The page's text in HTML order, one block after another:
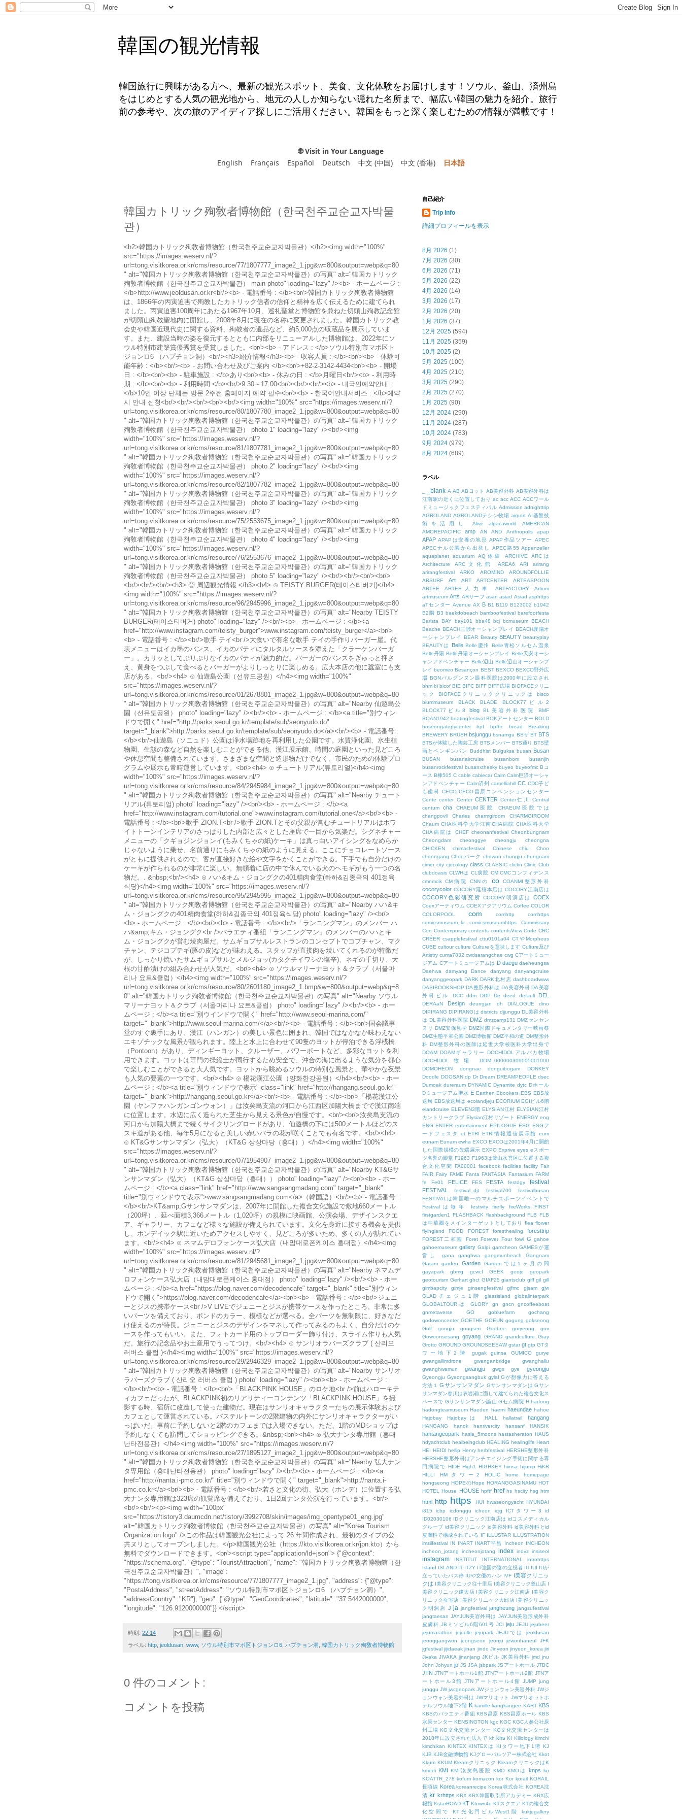
韓国の観光情報
韓国旅行に興味がある方へ、最新の観光スポット、美食、文化体験をお届けします！ソウル、釜山、済州島
をはじめとする人気の観光地から、地元の人しか知らない隠れた名所まで、幅広い韓国の魅力を紹介。旅行
前の参考や、次の旅のアイディア探しにご活用ください。韓国をもっと深く楽しむための情報が満載です！
🌐 Visit in Your Language
English
Français Español Deutsch 中文 (中国) 中文 (香港) 日本語
韓国カトリック殉敎者博物館（한국천주교순교자박물
관）
<h2>韓国カトリック殉敎者博物館（한국천주교순교자박물관）</h2><img width="100%"
src="https://images.weserv.nl/?
url=tong.visitkorea.or.kr/cms/resource/77/1807777_image2_1.jpg&w=800&output=webp&q=80
" alt="韓国カトリック殉敎者博物館（한국천주교순교자박물관）の写真" alt="韓国カトリック
殉敎者博物館（한국천주교순교자박물관） main photo" loading="lazy" /><b> - ホームページ :
</b>http://www.jeoldusan.or.kr<br/><b> - 電話番号 : </b><br/>韓国カトリック殉敎者博物館
は、1866年の丙寅迫害で殉教したカトリック信者の信仰と精神を広く伝えるために建てられ
ました。丙寅迫害100周年にあたる1967年10月、巡礼聖堂と博物館を兼ねた切頭山殉教記念館
が切頭山殉教聖地内に開館し、2008年8月に現在の名称に変更されました。韓国カトリック教
会史や韓国近現代史に関する資料、殉教者の遺品など、約5,000点の収蔵品を展示していま
す。また、建設当時の姿を復元するとともに内部をリニューアルした博物館は、2022年にソ
ウル特別市建築賞優秀賞を受賞しました。<br/><b> - アドレス : </b>ソウル特別市マポ区ト
ジョンロ6 （ハプチョン洞）<br/><h3>紹介情報</h3><b> - 収容人員 : </b><br/><b> - 体験可
能年齢 : </b><br/><b> - お問い合わせ及びご案内 </b><br/>+82-2-3142-4434<br/><b> - 開場
日 : </b><br/><b> - 駐車施設 : </b>あり<br/><b> - 休みの日 : </b>月曜日<br/><b> - 利用時
期 : </b><br/><b> - 利用時間 </b><br/>9:30～17:00<br/><br/><br/><b> - 내국인예약안내 :
</b>10인 이상 단체는 방문 2주전 홈페이지 예약 필수<br/><b> - 한국어안내서비스 : </b>예약
시 안내 신청<br/><br/><br/><br/><br/><img width="100%" src="https://images.weserv.nl/?
url=tong.visitkorea.or.kr/cms/resource/80/1807780_image2_1.jpg&w=800&output=webp&q=80
" alt="韓国カトリック殉敎者博物館（한국천주교순교자박물관）の写真" alt="韓国カトリック
殉敎者博物館（한국천주교순교자박물관） photo 1" loading="lazy" /><br/><img
width="100%" src="https://images.weserv.nl/?
url=tong.visitkorea.or.kr/cms/resource/81/1807781_image2_1.jpg&w=800&output=webp&q=80
" alt="韓国カトリック殉敎者博物館（한국천주교순교자박물관）の写真" alt="韓国カトリック
殉敎者博物館（한국천주교순교자박물관） photo 2" loading="lazy" /><br/><img
width="100%" src="https://images.weserv.nl/?
url=tong.visitkorea.or.kr/cms/resource/82/1807782_image2_1.jpg&w=800&output=webp&q=80
" alt="韓国カトリック殉敎者博物館（한국천주교순교자박물관）の写真" alt="韓国カトリック
殉敎者博物館（한국천주교순교자박물관） photo 3" loading="lazy" /><br/><img
width="100%" src="https://images.weserv.nl/?
url=tong.visitkorea.or.kr/cms/resource/75/2553675_image2_1.jpg&w=800&output=webp&q=80
" alt="韓国カトリック殉敎者博物館（한국천주교순교자박물관）の写真" alt="韓国カトリック
殉敎者博物館（한국천주교순교자박물관） photo 4" loading="lazy" /><br/><img
width="100%" src="https://images.weserv.nl/?
url=tong.visitkorea.or.kr/cms/resource/76/2553676_image2_1.jpg&w=800&output=webp&q=80
" alt="韓国カトリック殉敎者博物館（한국천주교순교자박물관）の写真" alt="韓国カトリック
殉敎者博物館（한국천주교순교자박물관） photo 5" loading="lazy" /><br/><br/><br/><br/>
<br/><br/><br/><h3> ◎ 周辺観光情報 </h3><h4> ⊙ TEISTY BURGER(테이스티버거)</h4>
<img width="100%" src="https://images.weserv.nl/?
url=tong.visitkorea.or.kr/cms/resource/96/2945996_image2_1.jpg&w=800&output=webp&q=80
" alt="韓国カトリック殉敎者博物館（한국천주교순교자박물관）の写真" alt="Nearby TEISTY
BURGER(테이스티버거) photo" loading="lazy" /><br/><b> - ホームページ : </b><a
href="http://www.instagram.com/teisty_burger">www.instagram.com/teisty_burger</a><br/>
<b> - 電話番号 : </b><br/>歌手 テイ<br />大食いで有名な歌手 テイの手作りバーガー屋。代
表メニューはイカ墨のバンス、イカのパティにタルタルソースを添えた「クラーケンバーガ
ー」。カリッとしてぷりぷりなイカのパティが魅力的だ。バーガーのバンスをぎゅっと押さ
え、黄身をつぶして食べるとバーガーがよりしっとりに楽しめる。広大本店の他に蠶室にも支
店がある。<br/><h4> ⊙ 仙遊島公園（선유도공원）</h4><img width="100%"
src="https://images.weserv.nl/?
url=tong.visitkorea.or.kr/cms/resource/01/2678801_image2_1.jpg&w=800&output=webp&q=80
" alt="韓国カトリック殉敎者博物館（한국천주교순교자박물관）の写真" alt="Nearby 仙遊島公
園（선유도공원） photo" loading="lazy" /><br/><b> - ホームページ : </b><a title="別ウィン
ドウで開く" href="http://parks.seoul.go.kr/template/sub/seonyudo.do"
target="_blank">http://parks.seoul.go.kr/template/sub/seonyudo.do</a><br/><b> - 電話番号 :
</b><br/>仙遊島（ソニュド）公園は浄水場跡地を再利用した公園です。水質浄化園、水生植
物園、生態の森など自然を楽しむことができる他、漢江展示館、時間の庭園といった見どころ
や休息空間も整備されています。さまざまな空間と造形物だけでなく、市民のための体験プロ
グラムや展示も常時運営しています。<br/><h4> ⊙ チュートリアル(튜토리얼)</h4><img
width="100%" src="https://images.weserv.nl/?
url=tong.visitkorea.or.kr/cms/resource/84/2945984_image2_1.jpg&w=800&output=webp&q=80
" alt="韓国カトリック殉敎者博物館（한국천주교순교자박물관）の写真" alt="Nearby チュート
リアル(튜토리얼) photo" loading="lazy" /><br/><b> - ホームページ : </b><a
href="http://www.instagram.com/tutorial.one">www.instagram.com/tutorial.one</a><br/><b> -
電話番号 : </b><br/>歌手 ZION.T<br />歌手 ZION.Tとその父親が営むチュートリアルはホワ
イトトーンインテリアのさっぱりした内部と広々とした座席で一目から気楽だ。シグネチャー
メニューの「クギョジンジョンイ(もみくちゃの紙)ケーキ」は真っ白いアイシングをなめらか
じゃないように乗せ、名前通りにもみくちゃの紙のように見える。ここにチョコレートソース
がともに提供されるので、客が直接好きな絵や文字をかくことができる。下手でも自分だけの
ケーキが作られるのが非常に楽しい。無頓着に店の中で休んでいる犬のヘモギがもう一つの名
物だ。. &nbsp;<br/><h4> ⊙ ハハ&キム・ジョングクの401精肉食堂(하하&김종국의 401정육
식당)</h4><img width="100%" src="https://images.weserv.nl/?
url=tong.visitkorea.or.kr/cms/resource/95/2945995_image2_1.jpg&w=800&output=webp&q=80
" alt="韓国カトリック殉敎者博物館（한국천주교순교자박물관）の写真" alt="Nearby ハハ&キ
ム・ジョングクの401精肉食堂(하하&김종국의 401정육식당) photo" loading="lazy" /><br/>
<b> - ホームページ : </b><br/><b> - 電話番号 : </b><br/>「ランニングマン」のメンバー ハ
ハ&amp;キム・ジョングク<br />バラエティ番組「ランニングマン」のメンバーのハハとキ
ム・ジョングクが営む焼肉屋だ。サムギョプサルレストランのコンセプトでコプチャン、マク
チャン、テジコプテギ(豚の皮)などが味わえる。スタッフが直接肉を焼いてくれるのが特徴だ
が、しっかり焼いたサムギョプサルとメルジョッ(カタクチイワシの塩辛)、ネギの千切り、大
根の甘酢漬けの組み合わせが人気だ。<br/><h4> ⊙ ソウルマリーナヨット＆クラブ（서울마
리나 요트&클럽）</h4><img width="100%" src="https://images.weserv.nl/?
url=tong.visitkorea.or.kr/cms/resource/80/2601180_image2_1.bmp&w=800&output=webp&q=8
0" alt="韓国カトリック殉敎者博物館（한국천주교순교자박물관）の写真" alt="Nearby ソウル
マリーナヨット＆クラブ（서울마리나 요트&클럽） photo" loading="lazy" /><br/><b> - ホー
ムページ : </b><a title="別ウインドウで開く" href="http://www.seoul-marina.com/"
target="_blank">http://www.seoul-marina.com/</a><br/><b> - 電話番号 : </b><br/>国会議事
堂のすぐ裏手にあり、漢江（ハンガン）の美しい景色に囲まれ、韓国ではなかなか味わえない
エキゾチックな風景が観られます。陸上と水上に合わせて90隻のヨットが停泊できる浮桟橋
（Pontoon）があり、ディンギーヨット、クルーザー、パワーボートなど、多彩なヨットを利
用できます。ヨットは専門の操縦士が同行するため安全で、沖合の海に出るような気分を都心
で楽しむことができると大人気です。ヨットから眺めるソウルの特別な風景と、華やかな夜景
も人気の要素の一つです。<br/><h4> ⊙ 楊花漢江公園（양화한강공원）</h4><br/><b> - ホー
ムページ : </b><a title="別ウィンドウで表示" class="link" href="http://hangang.seoul.go.kr"
target="_blank">http://hangang.seoul.go.kr</a><br/><b> - 電話番号 : </b><br/>「楊花漢江公
園（ヤンファハンガンゴンウォン）」は汝矣島支流の河口から江西区加陽大橋までで漢江南端
に位置します。水辺に広く造られた芝生から見える景色が自慢です。<br/><br/>汝矣島支流の
河口から加陽大橋まで続くサイクリングロードがあり、仙遊橋の下には500メートルほどのス
スキ道がある他、毎年5月になると美しい赤いバラの花が咲くことでも有名です。<br/><h4>
⊙ KT&Gサンサンマダン（弘大）（KT&G 상상마당（홍대））</h4><img width="100%"
src="https://images.weserv.nl/?
url=tong.visitkorea.or.kr/cms/resource/07/1954907_image2_1.jpg&w=800&output=webp&q=80
" alt="韓国カトリック殉敎者博物館（한국천주교순교자박물관）の写真" alt="Nearby KT&Gサ
ンサンマダン（弘大）（KT&G 상상마당（홍대）） photo" loading="lazy" /><br/><b> - ホー
ムページ : </b><a class="link" href="http://www.sangsangmadang.com" target="_blank"
title="別ウィンドウで表示">www.sangsangmadang.com</a>（韓国語）<br/><b> - 電話番号 :
</b><br/>KT&amp;Gサンサンマダンは、2007年に開館した複合文化施設で敷地660メートル
（200坪）、延べ面積3,366メートル（1,020坪）の規模に映画館、公演会場、デザインスクエ
ア、ギャラリー、カフェなど様々な施設が備えられています。文化を身近に接する機会を提供
し、ホンデイック駅に近いためアクセスしやすく、見どころが多いため、多くの人が訪れてい
ます。<br/><h4> ⊙ ネマムデロフォンケース弘大店（내맘대로폰케이스 홍대점）</h4><img
width="100%" src="https://images.weserv.nl/?
url=tong.visitkorea.or.kr/cms/resource/81/2945681_image2_1.jpg&w=800&output=webp&q=80
" alt="韓国カトリック殉敎者博物館（한국천주교순교자박물관）の写真" alt="Nearby ネマムデ
ロフォンケース弘大店（내맘대로폰케이스 홍대점） photo" loading="lazy" /><br/><b> - ホー
ムページ : </b><a href="https://blog.naver.com/decodencafe" target="_blank" title="別ウィン
ドウで開く">https://blog.naver.com/decodencafe</a><br/><b> - 電話番号 : </b><br/>ジェニ
ーとジスの携帯ケース<br />V LIVEでジェニーとジスが携帯ケースを作ったところ。非常に多
いパーツを備えており、ボンドのカラー、模様などが選べる。全パーツを無制限に、好きなだ
け使えるのが特長。ジェニーとジスのデザインをマネして作ってみるのもよく、自分だけのケ
ースを作ってもいい。また、フォトカード用のトップローダー飾り付け、スライム作りも人気
だ。旅行の記念品やお土産用でうってつけ。<br/><h4> ⊙ サンリオラバーズクラブ ( 산리오
러버스 클럽 )</h4><img width="100%" src="https://images.weserv.nl/?
url=tong.visitkorea.or.kr/cms/resource/29/2946329_image2_1.jpg&w=800&output=webp&q=80
" alt="韓国カトリック殉敎者博物館（한국천주교순교자박물관）の写真" alt="Nearby サンリオ
ラバーズクラブ ( 산리오 러버스 클럽 ) photo" loading="lazy" /><br/><b> - ホームページ :
</b><br/><b> - 電話番号 : </b><br/>「BLACKPINK HOUSE」のロケ地<br />前はハローキテ
ィカフェだったが、BLACKPINK初のリアリティーコンテンツ「BLACKPINK HOUSE」を撮
影する時、宿所に改造して使った建物だ。現在はサンリオキャラクターたちの展示体験および
カフェとして運営されている。パステルトーンの2階建物の内外にサンリオキャラクターがい
っぱいだ。事前に予約しないと2階のカフェまでは入場できない。ただ、1階のMDショップは
予約しなくても訪問してショッピングできる。&nbsp;<br/><h4> ⊙ 弘大ナンタ専用館（홍대
난타전용관）</h4><img width="100%" src="https://images.weserv.nl/?
url=tong.visitkorea.or.kr/cms/resource/27/1895127_image2_1.jpg&w=800&output=webp&q=80
" alt="韓国カトリック殉敎者博物館（한국천주교순교자박물관）の写真" alt="Nearby 弘大ナン
タ専用館（홍대난타전용관） photo" loading="lazy" /><br/><b> - ホームページ : </b><a
href="http://nanta.i-pmc.co.kr/" title="別ウィンドウで開く" target="_blank">http://nanta.i-
pmc.co.kr</a><br/><b> - 電話番号 : </b><br/>若さと文化の街、弘大（ホンデ）に位置する弘
大ナンタ専用館は323席の観覧席を備えており、1日2回ナンタ公演を行っています。<br/>
<br/><br/><p><img width="100px"
src="https://tistory3.daumcdn.net/tistory/3992708/skin/images/img_opentype01_eng.jpg"
alt="韓国カトリック殉敎者博物館（한국천주교순교자박물관）の写真" alt="Korea Tourism
Organization logo" />この作品は韓国観光公社によって 26 年間作成され、最初のタイプの公
共ヌリとしてオープンしました。</p>韓国観光公社（https://kto.visitkorea.or.kr/jpn.kto）から
無料でダウンロードできます。<br/><script type="application/ld+json"> {"@context":
"https://schema.org", "@type": "TouristAttraction", "name": "韓国カトリック殉敎者博物館（한
국천주교순교자박물관）", "image":
"https://tong.visitkorea.or.kr/cms/resource/77/1807777_image2_1.jpg", "address": {"@type":
"PostalAddress", "streetAddress": "ソウル特別市マポ区トジョンロ6 （ハプチョン洞）",
"addressCountry": "KR"}, "geo": {"@type": "GeoCoordinates", "latitude": "37.5442000000",
"longitude": "126.9120000000"}} </script>
時刻: 22:14
ラベル: http jeoldusan www, ソウル特別市マポ区トジョンロ6 ハプチョン洞 韓国カトリック殉敎者博物館
0 件のコメント:
コメントを投稿
自己紹介
Trip Info
詳細プロフィールを表示
8月 2026 (1)
7月 2026 (30)
6月 2026 (71)
5月 2026 (22)
4月 2026 (14)
3月 2026 (17)
2月 2026 (20)
1月 2026 (37)
12月 2025 (594)
11月 2025 (359)
10月 2025 (2)
5月 2025 (100)
4月 2025 (210)
3月 2025 (290)
2月 2025 (270)
1月 2025 (90)
12月 2024 (290)
11月 2024 (287)
10月 2024 (783)
9月 2024 (979)
8月 2024 (689)
ラベル
_blank A AB ABヨット AB美容外科 AB美容外科は
江南駅の近くに位置しており ac acc ACC ACCワール
ドミュージックフェスティバル Admission adnighttrip
AGROLAND AGROLANDテシン牧場 airport AI基盤技
術を活用し
Alive alpacaworld
AMERICAN
AMOREPACIFIC
amp AN AND Anthropolis apap
APAP APAPは安養の地形 APAP作品ツアー
APEC
APECナル公園から出発し
APEC路55 Appenzeller
aquaplanet
aquarium AQ体験 ARCHIVE
ARCは
Architecture
ARC文化館 AREA6 ARI
arirang
arirangfestival
ARKO AROMIND
AROUNDFOLLIE
ARSURF
Art ART ARTCENTER
ARTEASPOON
ARTEE
ARTEE人力車 ARTFACTORY
Artium
artmuseum Arts ARサーフ asan asiad Asiad asphttps
aTセンター Avenue AX B B1 B119 B123002 b1942
B2階 B3 baekdobeach bamboofestival barefootfesta
Barista
BAY bay101 bba48 bcj bcmuseum BEACH
Beache BEACH三陟オーシャンプレイ BEACH襄陽オ
ーシャンプレイ
BEAR Beauty BEAUTY beautyplay
BEAUTYは
Belle Belle慶州
Belle青松ソルセム温泉
Belle丹陽 Belle丹陽オーシャンプレイ Belle天安オーシ
ャンアドベンチャー Belle辺山 Belle辺山オーシャンプ
レイ beomeo Besançon BEST BEXCO BEXCO野外広
場 BGNパルグンヌン眼科医院は2000年に設立され
bhm bi bicof BIE BIFC BIFF BIFF広場 BIOFACEクリニ
ック
BIOFACEクリニッククリニックは
bisco
biummuseum
BLACK BLADE
BLOCK77ビル2
BLOCK77ビル8
blog BL美容外科医院
BMF
BOAN1942 boatingfestival BOKアートセンター BOLD
boseongatopycenter
bpf bpfhc bread
Breaking
BREWERY BRUSH bsjunggu bsnamgu BSザ BT BTS
BTSが体験した陶芸工房 BTSメンバー BTS通り BTS壁
画とペンギンパン
Buddhist Bulguksa busan Busan
BUSAN busanaircruise busanbom
busanjin
busanrockfestival busanxthesky buyeo buyeofmc Bコ
ース B棟505 C cable cablecar Calm Calm巨済オーシャ
ンアドベンチャー Calm済州 camelliahill CC CDC子ど
も歯科 CECO CECO昌原コンベンションセンター
Cente center Center CENTER Center仁川
Central
centum
cha CHAEUM医院
CHAEUM医院では
changpovil
Charles charmgiroom
CHARMGIROOM
Chaum CHA医科学大学江南CHA病院 CHA医科大学
CHA病院は
CHEF cheonanfestival Cheonbungnam
Cheongdam
cheonggye cheongju
cheongna
CHICKEN
chimacfestival Chinese chiu
Choo
choongang Chooパーク chowon chungju chungnam
cimer city cjecology class CLASSIC clickn Clinic Club
clubdoasis CLWHは CL病院 CM CMCコンフィデンス
cmnmcik CM病院 CNNの co COANMI整形外科
cocorycolor COCORY延禧本店は COCORY江南店は
COCORY色彩研究所 COCORY明洞店は COEX
Coexアーティウム COEXアクアリウム Coffee COLOR
COLORPOOL
com comhttp
comhttps
comicsmuseum_kr
comicsmuseumhttps
Commissary
Con Contemporary contents contentsView Corfe CRC
CRÉER csapplefestival cttu0101a04 CTやMorpheus
CUBE cultour culture Cultureを意味します Culture及び
Artistry cuma7832 cwdsarangchae cwg Cアートミュー
ジアム Cアートミュージアムは D daegu daeheungsa
Daehwa
damyang Dance danyang
danyangcruise
danyanggeopark DARK DARK北村店 dashboardwww
DASIBOOKSHOP DA整形外科は DA美容外科 DA美容
外科ビル
DCC ddm DDP De deed default DEL
DERAaN Design deungjan dh DIALOGUE
dino
DIPIRANG DIPIRANGは districts djjunggu DL美容外科
は DL美容外科医院 DMZ dmzcamp131 DMZセンセン
ヌリ DMZ安保見学 DMZ国際ドキュメンタリー映画祭
DMZ生態平和公園 DMZ博物館 DMZ平和の道 DM整形外
科 DM整形外科の医師は延世大学校医科大学出身で
DOAM DOAMギャラリー
DOCHIDOLアルパカ牧場
DOCHIDOL牧場
DOM_000000309005001000
DOMOHEON
dongnae donguibogam
DONKEY
Doodle DOOSAN dp Dr Dream DREAMPEOPLE dsec
Dumoak dureraum DYNAMIC Dynamite dytc Dホール
Dミュージアム聖水 E Earthen Ebookers EBS EBS放
送局 EBS放送局は ecolandjeju ECORIUM EGIビル6階
elandcruise ELEVEN3階 ELYSIAN江村 ELYSIAN江村
カントリークラブ Elysian江村リゾート ENERGY eng
ENG ENTER entertainment EPILOGUE ESG ESGフ
ードフェスタ
et ETRI ETRI情報通信展示館
eum
eunam Eunam ewha EXCO EXCOは2001年4月に開館
した国際規模の先端展示 EXPO Exprive eyes eスポー
ツ名誉の殿堂 F1963 F1963は釜山水営区に位置する複
合文化空間
FA00001 facebook facilities facility Fair
FAIR Fairy FAME Fanta FANTASIA Fantasium FARM
fe
Fe01 FELICE FES FESTA festdgy festival
FESTIVAL festival_djt festival700
festivalbusan
FESTIVALは韓国唯一のマルチスポーツイベントで
Festivalは毎年
festivity firefly fireWorks
FIRST
firstgarden1
FLASHBACK flashbackground FLB FLB
は中華圏をメインターゲットとしており
flea flower
flyingland
FOOD FOREST foresthealing foresttrip
FOREST二和園 Foret Forever Four fowi G gahoe
gahoemuseum gallery Galpi gamcheon GAMESが運
営し
gana ganghwa gangmunbeach
Gangnam
Garam
garden Garden
Gardenでは1ヶ月の間
gayapark
gbmg gcwcf GEEK geoje
geopark
geotourism Gerhart ghct GIAF25 giantsclub giff gil gill
gimbapcity
gimje ginsengfestival gjfmc gjsam
gjw
GLADチェジュ1階
glassisland
globalinterpark
GLOBALTOURは
GLORY gn gncn
gncoffeeboat
gnmetaverse
GO gobluefarm
gochang
godowoncenter GOETHE GOEUN gogung gokseong
Golf
gongju gongseri Goobne goryeong
gov
Gowoonsesang
goyang GRAND grandculture
Gray
Grotto GROUND GROUNDSEESAW gstar gt gtp GTタ
ワー地下2階
gugak guinsa GUMICO
gurye
gwangallimdrone
gwanganbridge
gwanghallu
gwanghwamun
gwangju gwgs gye gyeongju
Gyeongju Gyeongsangbuk gylaf Gが想像力に答える
方法１
Gサンサンマダン Gサンサンマダンは Gサン
サンマダン春川は衣岩湖に面して建てられた複合文化ス
ペースで Gサンサンマダン論山 Gセム病院 H hadong
hadongteamuseum Haeden haemi haeundae hahoe
Hajobay
Hajobayは HALL hallatrail hangang
HANGANG hanok hanrivercity hansanf HANSIK
hantangeopark hasla_5moons hastasheraton HAUS
hdyachtclub healbeingclub HEALING healinglife Heart
HEI HEIDI hellip Henry herbfestival HERSHE整形外科
HERSHE整形外科はアンチエイジング手術に関する専
門病院で HIDE High1 HIGHKEY hiinsa hijump HiKR
HILLI
HMタワー2 HOLIC home
homepage
hongseong HOPEのHope HORANGGASINAMU HOT
HOTEL
House HOUSE hpftf href hs hscity hsg htm
html http https HUI hwaseongyacht HYUNDAI
i815
icbp icdonggu icheon icjg ICTタワー3
id
ID02030106 IDクリニック江南店は idコスメディカル
グループ id美容クリニック id美容外科 id美容外科とid
皮膚科で構成されている IF ILLUSTAR ILLUSTRATION
imsilfestival IN INART INART平昌 Incheon INCHEON
incheon_jotang
incheonjotang index indvz insiseol
instagram INSTITUT INTERNATIONAL
introhttps
Island ISLAND IT ITZY IT強国の陰の立役者 IU IUI IUが
立っていたバス停 IUや女優のハン IVF I美容クリニッ
クは I美容クリニック往十里店 I美容クリニック釜山店 I
美容クリニック建大店 I美容クリニック江南店 I美容ク
リニック蚕室店 I美容クリニック大邱店 I美容クリニッ
ク明洞店 J ja jangfestival jangheung jangsufestival
jangtaesan JAYJUN美容外科は JAYJUN美容形成外科
皮膚科 JBミソビル6階601号 JCI jeju JEJU jejubeer
jejumarathon
jejuolle jejupark JEJUでは
jeoldusan
jeonggangwon
jeongseon jeonju jewonhaneul
JFK
jgfestival jijidaeak jinan jindo Jinyeon jinyeon_korea jiri
Jivaka JIVAKA jjnanjang JKビル JK美容外科 jmd jnu
John Johyun jp JS JSA jsbpark JSアートホール JTBC
JTN JTNアートホール1館 JTNアートホール2館 JTNア
ートホール3館 JTNアートホール4館 JUMP jung
junggu JW jwcgeopark JWジョンウォン美容外科 JWジ
ョンウォン美容外科は JWマリオット JWマリオットホ
テルソウル地下2階 K kamille kangkangee KART KBS
KBSのバラエティ番組 KBS昌原 KBS昌原ホール KBS
水原センター KENSINGTON kgc KGC KGC人参公社原
州工場 KG文化交流センター KG文化交流センターは
2018年に設立された法人で kh khs KI Killology kimchi
kimchikan KINTEX KINTEXは KIタワー地下1階 KJ
KJB KJB金融博物館 KJグローバルツアー株式会社 Kkot
Kkum KKUM Kleamクリニック KleamクリニックはK
kmedi KMI KMI汝矣島医院 KMO KMOは knps ko
KOATTR_278 kofum komacon kor Kor korail KORAIL
長項線 Korea koreanrecipe Korea株式会社 KOREA沈
清 kr krhttps KRX KRX韓国取引所アカデミー KRX広
報館 KstarROAD KT Ktown4u KTスクエア KTの複合文
化空間で
KT光化門ビルWest1階
kukjegallery